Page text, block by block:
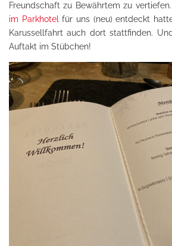
Freundschaft zu Bewährtem zu
im Parkhotel für uns (neu) entdeckt
Karussellfahrt auch dort stattfinden.
Auftakt im Stübchen!